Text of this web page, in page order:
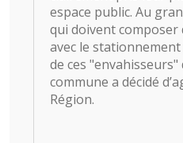
espace public. Au
qui doivent
avec le
de ces
commune a décidé
Région.